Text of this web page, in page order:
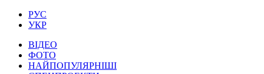
РУС
УКР
ВІДЕО
ФОТО
НАЙПОПУЛЯРНІШІ